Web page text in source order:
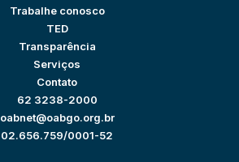
Trabalhe conosco
TED
Transparência
Serviços
Contato
62 3238-2000
oabnet@oabgo.org.br
02.656.759/0001-52